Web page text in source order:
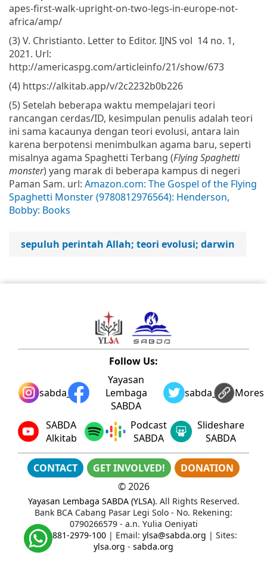
apes-first-walk-upright-on-two-legs-in-europe-not-
africa/amp/
(3) V. Christianto. Letter to Editor. IJNS vol 14 no. 1,
2021. Url:
http://americaspg.com/articleinfo/21/show/673
(4) https://alkitab.app/v/2c2232b0b226
(5) Setelah beberapa waktu mempelajari teori
rancangan cerdas/ID, kesimpulan penulis adalah teori
ini sama kacaunya dengan teori evolusi, antara lain
karena berpotensi menimbulkan agama baru, seperti
misalnya agama Spaghetti Terbang (Flying Spaghetti
monster) yang marak di beberapa kampus di negeri
Paman Sam. url: Amazon.com: The Gospel of the Flying
Spaghetti Monster (9780812976564): Henderson,
Bobby: Books
sepuluh perintah Allah; teori evolusi; darwin
Follow Us:
sabda_ylsa
Yayasan
Lembaga
SABDA
sabda_ylsaMores
SABDA
Alkitab
Podcast
SABDA
Slideshare
SABDA
CONTACT GET INVOLVED!
DONATION
©2026
Yayasan Lembaga SABDA (YLSA). All Rights Reserved.
Bank BCA Cabang Pasar Legi Solo - No. Rekening:
0790266579 - a.n. Yulia Oeniyati
WA:0881-2979-100| Email: ylsa@sabda.org | Sites:
ylsa.org - sabda.org